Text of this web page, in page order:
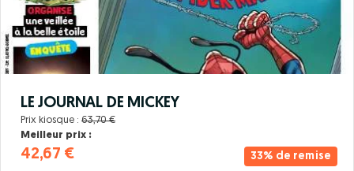
33% de remise
LE JOURNAL DE MICKEY
Prix kiosque : 63,70 €
Meilleur prix :
42,67 €